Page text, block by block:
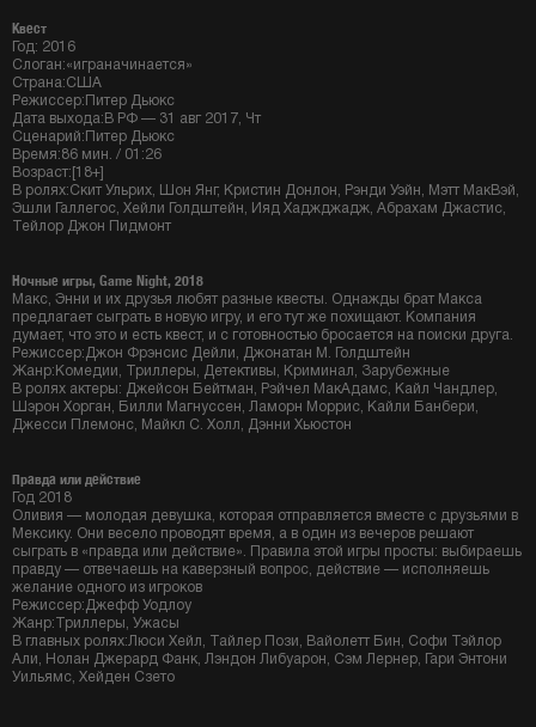
Квест
Год: 2016
Слоган:«играначинается»
Страна:США
Режиссер:Питер Дьюкс
Дата выхода:В РФ — 31 авг 2017, Чт
Сценарий:Питер Дьюкс
Время:86 мин. / 01:26
Возраст:[18+]
В ролях:Скит Ульрих, Шон Янг, Кристин Донлон, Рэнди Уэйн, Мэтт МакВэй,
Эшли Галлегос, Хейли Голдштейн, Ияд Хаджджадж, Абрахам Джастис,
Тейлор Джон Пидмонт
Ночные игры, Game Night, 2018
Макс, Энни и их друзья любят разные квесты. Однажды брат Макса
предлагает сыграть в новую игру, и его тут же похищают. Компания
думает, что это и есть квест, и с готовностью бросается на поиски друга.
Режиссер:Джон Фрэнсис Дейли, Джонатан М. Голдштейн
Жанр:Комедии, Триллеры, Детективы, Криминал, Зарубежные
В ролях актеры: Джейсон Бейтман, Рэйчел МакАдамс, Кайл Чандлер,
Шэрон Хорган, Билли Магнуссен, Ламорн Моррис, Кайли Банбери,
Джесси Племонс, Майкл С. Холл, Дэнни Хьюстон
Правда или действие
Год 2018
Оливия — молодая девушка, которая отправляется вместе с друзьями в
Мексику. Они весело проводят время, а в один из вечеров решают
сыграть в «правда или действие». Правила этой игры просты: выбираешь
правду — отвечаешь на каверзный вопрос, действие — исполняешь
желание одного из игроков
Режиссер:Джефф Уодлоу
Жанр:Триллеры, Ужасы
В главных ролях:Люси Хейл, Тайлер Пози, Вайолетт Бин, Софи Тэйлор
Али, Нолан Джерард Фанк, Лэндон Либуарон, Сэм Лернер, Гари Энтони
Уильямс, Хейден Сзето